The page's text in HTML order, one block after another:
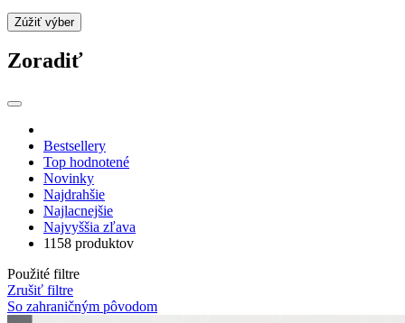
Zúžiť výber
Zoradiť
Bestsellery
Top hodnotené
Novinky
Najdrahšie
Najlacnejšie
Najvyššia zľava
1158 produktov
Použité filtre
Zrušiť filtre
So zahraničným pôvodom